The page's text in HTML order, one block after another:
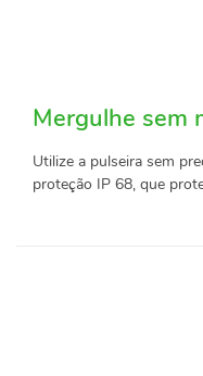
Mergulhe sem
Utilize a pulseira sem
proteção IP 68, que